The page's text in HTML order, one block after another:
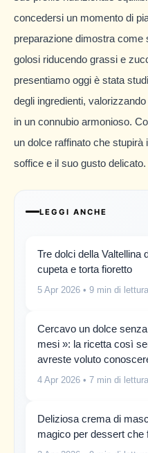
concedersi un momento di
preparazione dimostra
golosi riducendo grassi e
presentiamo oggi è stata
degli ingredienti,
in un connubio armonioso.
un dolce raffinato che
soffice e il suo gusto delicato.
LEGGI ANCHE
Tre dolci della Valtellina
cupeta e torta fioretto
5 Apr 2026 • 9 min di lettura
Cercavo un dolce
mesi »: la ricetta così
avreste voluto
4 Apr 2026 • 7 min di lettura
Deliziosa crema di
magico per dessert che